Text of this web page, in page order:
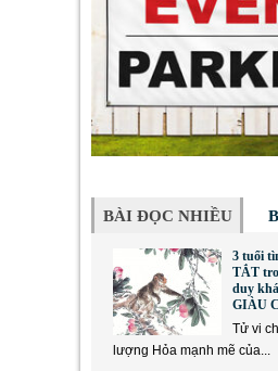
BÀI ĐỌC NHIỀU
3 tuổi
TẮT
duy
GIÀU
Tử vi
lượng Hỏa mạnh mẽ của...